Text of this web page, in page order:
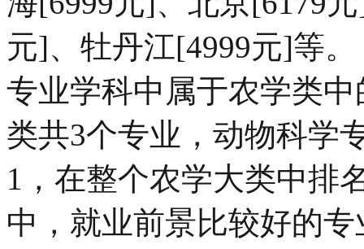
元]、牡丹江[4999元]等
专业学科中属于农学类
类共3个专业，动物科学
1，在整个农学大类中排
中，就业前景比较好的